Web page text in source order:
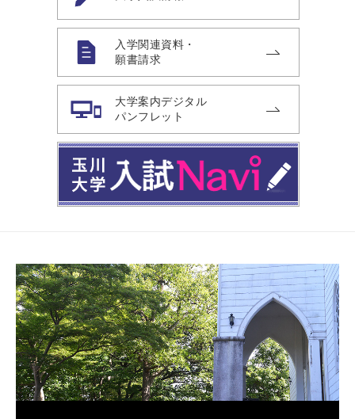
入学関連資料・
願書請求
大学案内デジタル
パンフレット